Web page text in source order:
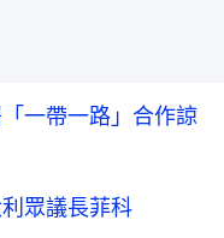
一帶一路」合作諒
眾議長菲科